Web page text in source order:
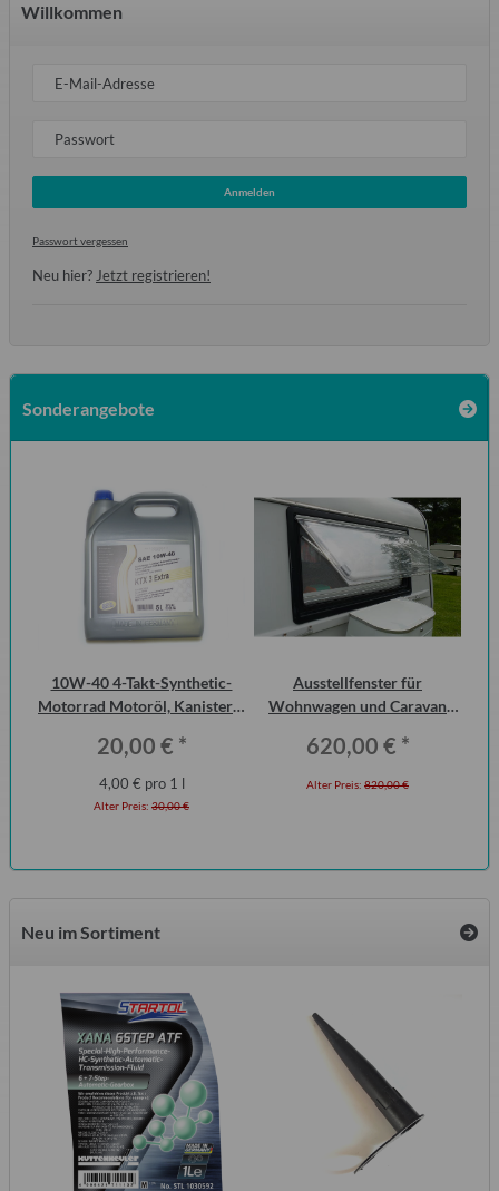
Willkommen
E-Mail-Adresse
Passwort
Anmelden
Passwort vergessen
Neu hier?Jetzt registrieren!
Sonderangebote
10W-40 4-Takt-Synthetic-
Motorrad Motoröl, Kanister 5
20,00 € *
4,00 € pro 1 l
Alter Preis: 30,00 €
Ausstellfenster für
Wohnwagen und Caravan
Seitz
620,00 € *
Alter Preis: 820,00 €
Neu im Sortiment